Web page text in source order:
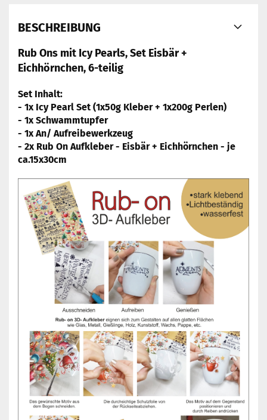
BESCHREIBUNG
Rub Ons mit Icy Pearls, Set Eisbär +
Eichhörnchen, 6-teilig
Set Inhalt:
- 1x Icy Pearl Set (1x50g Kleber + 1x200g Perlen)
- 1x Schwammtupfer
- 1x An/ Aufreibewerkzeug
- 2x Rub On Aufkleber - Eisbär + Eichhörnchen - je
ca.15x30cm